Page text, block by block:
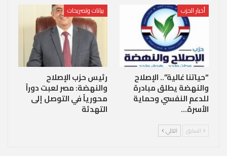
أخبار الحزب
“حياتنا غالية”.. الإصلاح
والنهضة يطلق مبادرة
للدعم النفسي وحماية
الأسرة…
بيانات وتصريحات
رئيس حزب الإصلاح
والنهضة: مصر لعبت دوراً
محورياً في التوصل إلى
التهدئة
السابق التالي